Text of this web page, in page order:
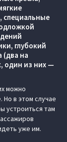
специальные
глубокий
(два на
один из них —
можно
Но в этом случае
устроиться там
уже им.